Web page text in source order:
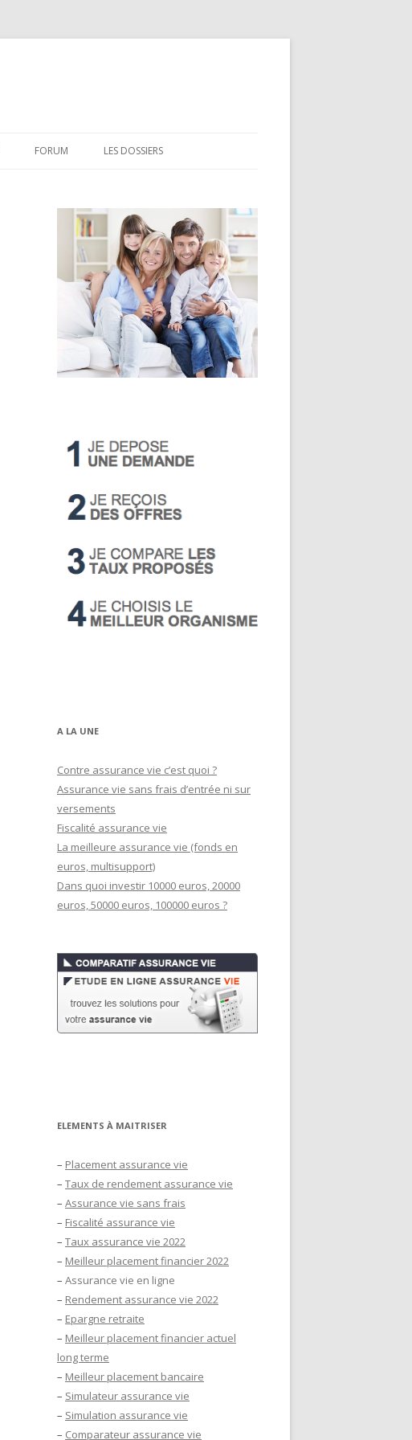
FORUM LES DOSSIERS
CODEVI
COMPTE À TERME
CSL
LDD
LEP
PEL
PERP
A LA UNE
Contre assurance vie c’est quoi ?
Assurance vie sans frais d’entrée ni sur
versements
Fiscalité assurance vie
La meilleure assurance vie (fonds en
euros, multisupport)
Dans quoi investir 10000 euros, 20000
euros, 50000 euros, 100000 euros ?
ELEMENTS À MAITRISER
– Placement assurance vie
– Taux de rendement assurance vie
– Assurance vie sans frais
– Fiscalité assurance vie
– Taux assurance vie 2022
– Meilleur placement financier 2022
– Assurance vie en ligne
– Rendement assurance vie 2022
– Epargne retraite
– Meilleur placement financier actuel
long terme
– Meilleur placement bancaire
– Simulateur assurance vie
– Simulation assurance vie
– Comparateur assurance vie